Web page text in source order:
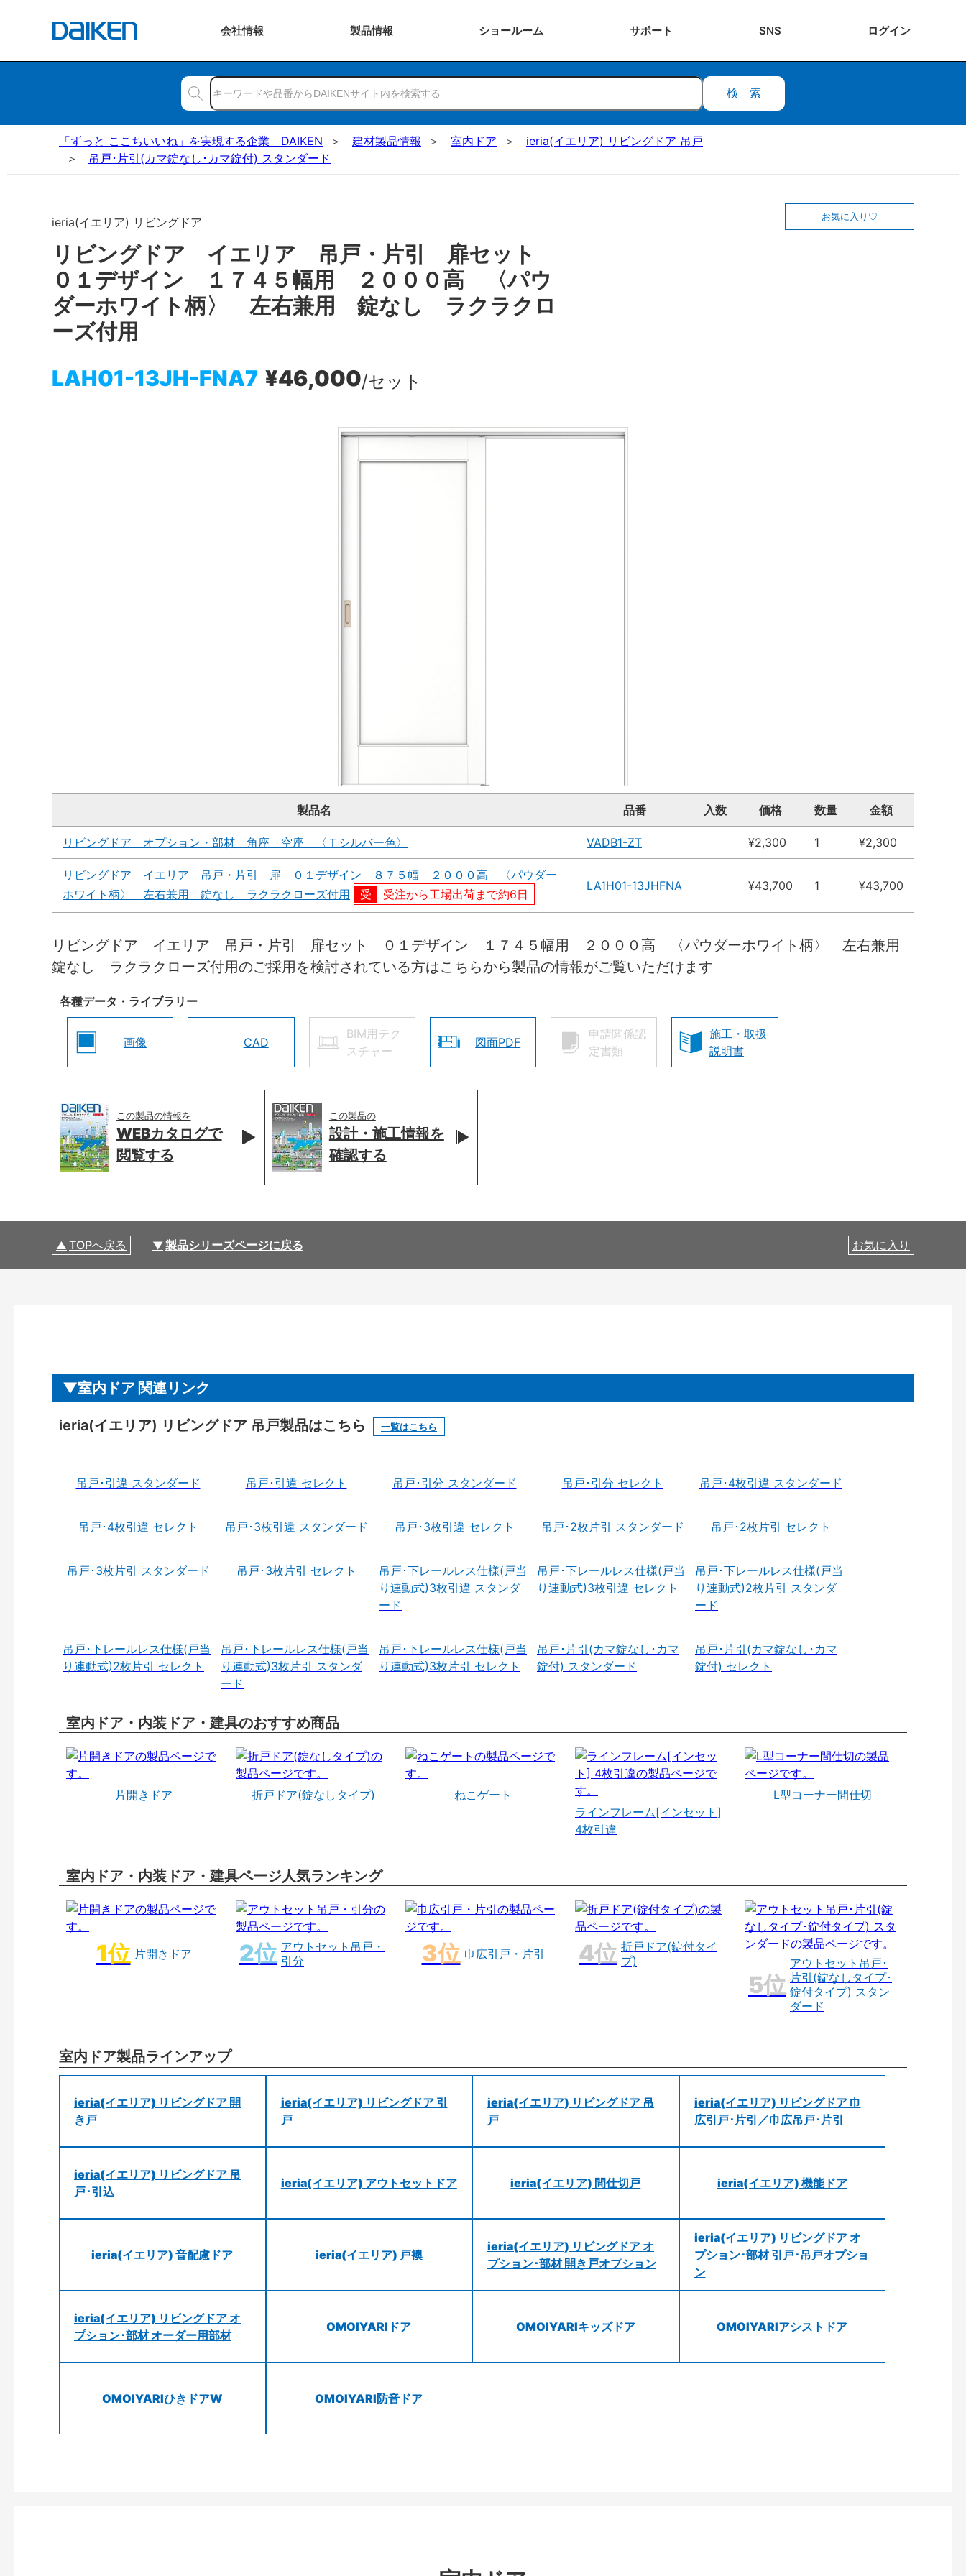
会社情報 製品情報 ショールーム サポート SNS ログイン
検索
「ずっと ここちいいね」を実現する企業 DAIKEN 建材製品情報 室内ドア
ieria(イエリア) リビングドア 吊戸
吊戸･片引(カマ錠なし･カマ錠付) スタンダード
ieria(イエリア) リビングドア
リビングドア イエリア 吊戸・片引 扉セット
０１デザイン １７４５幅用 ２０００高 〈パウ
ダーホワイト柄〉 左右兼用 錠なし ラクラクロ
ーズ付用
LAH01-13JH-FNA7 ¥46,000/セット
お気に入り
製品名 品番 入数 価格 数量 金額
リビングドア オプション・部材 角座 空座 〈Ｔシルバー色〉 VADB1-ZT ¥2,300 1 ¥2,300
リビングドア イエリア 吊戸・片引 扉 ０１デザイン ８７５幅 ２０００高 〈パウダー
ホワイト柄〉 左右兼用 錠なし ラクラクローズ付用
受注から工場出荷まで約6日
LA1H01-13JHFNA ¥43,700 1 ¥43,700
リビングドア イエリア 吊戸・片引 扉セット ０１デザイン １７４５幅用 ２０００高 〈パウダーホワイト柄〉 左右兼用
錠なし ラクラクローズ付用のご採用を検討されている方はこちらから製品の情報がご覧いただけます
各種データ・ライブラリー
画像 CAD
BIM用テク
スチャー
図面PDF
申請関係認
定書類
施工・取扱
説明書
この製品の情報を
WEBカタログで
閲覧する
この製品の
設計・施工情報を
確認する
TOPへ戻る 製品シリーズページに戻る お気に入り
室内ドア 関連リンク
ieria(イエリア) リビングドア 吊戸製品はこちら 一覧はこちら
吊戸･引違 スタンダード 吊戸･引違 セレクト 吊戸･引分 スタンダード 吊戸･引分 セレクト 吊戸･4枚引違 スタンダード
吊戸･4枚引違 セレクト 吊戸･3枚引違 スタンダード 吊戸･3枚引違 セレクト 吊戸･2枚片引 スタンダード 吊戸･2枚片引 セレクト
吊戸･3枚片引 スタンダード 吊戸･3枚片引 セレクト
吊戸･下レールレス仕様(戸当
り連動式)3枚引違 スタンダ
ード
吊戸･下レールレス仕様(戸当
り連動式)3枚引違 セレクト
吊戸･下レールレス仕様(戸当
り連動式)2枚片引 スタンダ
ード
吊戸･下レールレス仕様(戸当
り連動式)2枚片引 セレクト
吊戸･下レールレス仕様(戸当
り連動式)3枚片引 スタンダ
ード
吊戸･下レールレス仕様(戸当
り連動式)3枚片引 セレクト
吊戸･片引(カマ錠なし･カマ
錠付) スタンダード
吊戸･片引(カマ錠なし･カマ
錠付) セレクト
室内ドア・内装ドア・建具のおすすめ商品
片開きドア 折戸ドア(錠なしタイプ)
ねこゲート
ラインフレーム[インセット]
4枚引違
L型コーナー間仕切
室内ドア・内装ドア・建具ページ人気ランキング
片開きドア
アウトセット吊戸・
引分
巾広引戸・片引
折戸ドア(錠付タイ
プ)
アウトセット吊戸･
片引(錠なしタイプ･
錠付タイプ) スタン
ダード
室内ドア製品ラインアップ
ieria(イエリア) リビングドア 開
き戸
ieria(イエリア) リビングドア 引
戸
ieria(イエリア) リビングドア 吊
戸
ieria(イエリア) リビングドア 巾
広引戸･片引／巾広吊戸･片引
ieria(イエリア) リビングドア 吊
戸･引込
ieria(イエリア) アウトセットドア ieria(イエリア) 間仕切戸 ieria(イエリア) 機能ドア
ieria(イエリア) 音配慮ドア ieria(イエリア) 戸襖
ieria(イエリア) リビングドア オ
プション･部材 開き戸オプション
ieria(イエリア) リビングドア オ
プション･部材 引戸･吊戸オプショ
ン
ieria(イエリア) リビングドア オ
プション･部材 オーダー用部材
OMOIYARIドア OMOIYARIキッズドア OMOIYARIアシストドア
OMOIYARIひきドアW OMOIYARI防音ドア